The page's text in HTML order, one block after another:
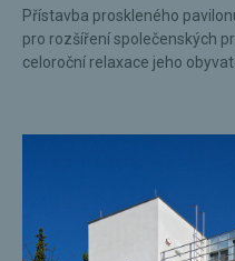
Přístavba proskleného
pro rozšíření společenských
celoroční relaxace jeho